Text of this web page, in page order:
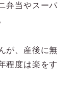
弁当やスーパ
が、産後に無
程度は楽をす